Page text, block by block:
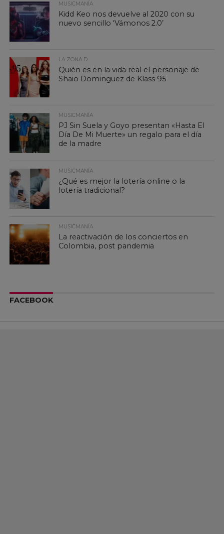
MUSICMANÍA
Kidd Keo nos devuelve al 2020 con su
nuevo sencillo ‘Vámonos 2.0’
LA ZONA D
Quién es en la vida real el personaje de
Shaio Dominguez de Klass 95
MUSICMANÍA
PJ Sin Suela y Goyo presentan «Hasta El
Día De Mi Muerte» un regalo para el día
de la madre
MUSICMANÍA
¿Qué es mejor la lotería online o la
lotería tradicional?
MUSICMANÍA
La reactivación de los conciertos en
Colombia, post pandemia
FACEBOOK